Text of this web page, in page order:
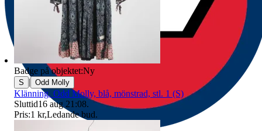
Badge på objektet:Ny
S | Odd Molly
Klänning, Odd Molly, blå, mönstrad, stl. 1 (S)
Sluttid16 aug 21:08.
Pris:1 kr,Ledande bud.